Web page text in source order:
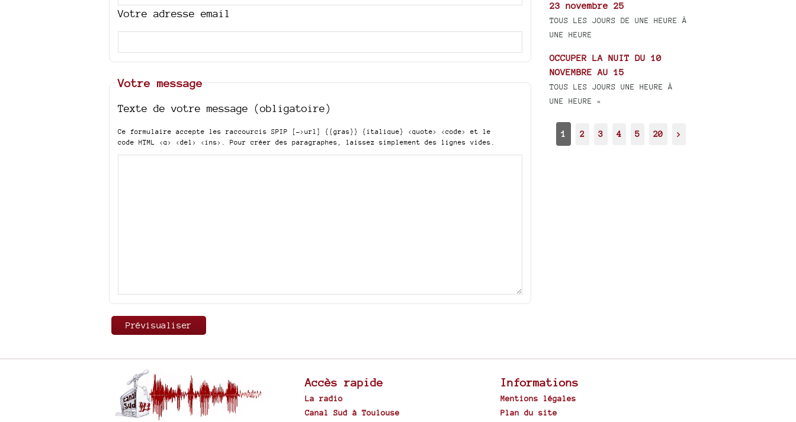
Votre adresse email
Votre message
Texte de votre message (obligatoire)
Ce formulaire accepte les raccourcis SPIP [->url] {{gras}} {italique} <quote> <code>
et le
code HTML <q> <del> <ins> . Pour créer des paragraphes, laissez simplement des lignes vides.
23 novembre 25
TOUS LES JOURS DE UNE HEURE À
UNE HEURE
OCCUPER LA NUIT DU 10
NOVEMBRE AU 15
TOUS LES JOURS UNE HEURE À
UNE HEURE «
1 2 3 4 5 20 >
Accès rapide
La radio
Canal Sud à Toulouse
Informations
Mentions légales
Plan du site